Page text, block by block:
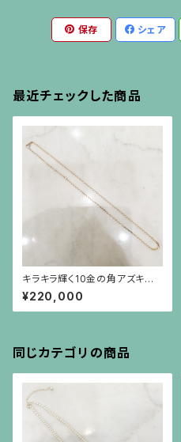
保存 シェア
最近チェックした商品
キラキラ輝く10金の角アズキチェ
ーン
¥220,000
同じカテゴリの商品